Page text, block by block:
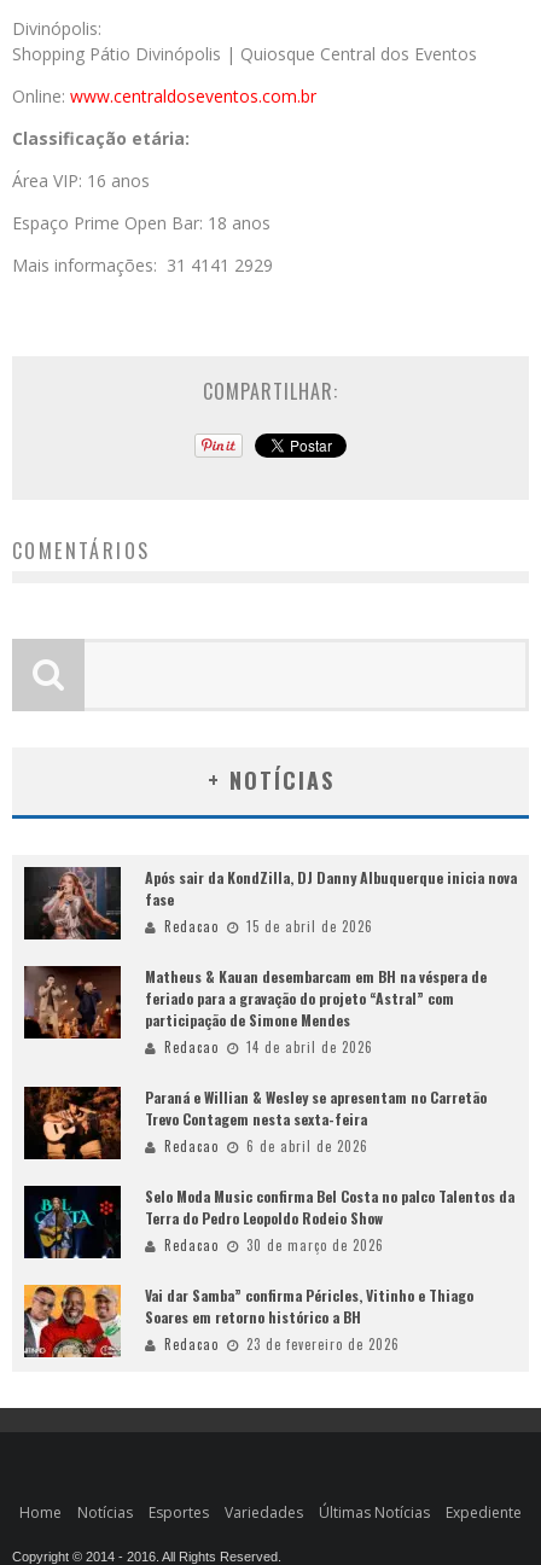
Divinópolis:
Shopping Pátio Divinópolis | Quiosque Central dos Eventos
Online: www.centraldoseventos.com.br
Classificação etária:
Área VIP: 16 anos
Espaço Prime Open Bar: 18 anos
Mais informações: 31 4141 2929
COMPARTILHAR:
COMENTÁRIOS
+ NOTÍCIAS
Após sair da KondZilla, DJ Danny Albuquerque inicia nova
fase
Redacao 15 de abril de 2026
Matheus & Kauan desembarcam em BH na véspera de
feriado para a gravação do projeto “Astral” com
participação de Simone Mendes
Redacao 14 de abril de 2026
Paraná e Willian & Wesley se apresentam no Carretão
Trevo Contagem nesta sexta-feira
Redacao 6 de abril de 2026
Selo Moda Music confirma Bel Costa no palco Talentos da
Terra do Pedro Leopoldo Rodeio Show
Redacao 30 de março de 2026
Vai dar Samba” confirma Péricles, Vitinho e Thiago
Soares em retorno histórico a BH
Redacao 23 de fevereiro de 2026
Home Notícias Esportes Variedades Últimas Notícias Expediente
Copyright © 2014 - 2016. All Rights Reserved.